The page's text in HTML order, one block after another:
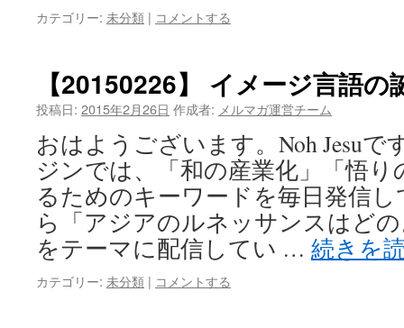
カテゴリー: 未分類 | コメントする
【20150226】 イメージ言語の
投稿日: 2015年2月26日 作成者: メルマガ運営チーム
おはようございます。Noh Jesuで
ジンでは、「和の産業化」「悟
るためのキーワードを毎日発信
ら「アジアのルネッサンスはど
をテーマに配信してい … 続きを
カテゴリー: 未分類 | コメントする